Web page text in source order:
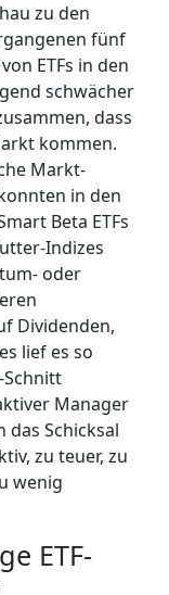
zu den
fünf
ETFs in den
schwächer
dass
kommen.
Markt-
in den
Beta ETFs
Indizes
oder
Dividenden,
lief es so
Schnitt
Manager
Schicksal
zu teuer, zu
wenig
ETF-